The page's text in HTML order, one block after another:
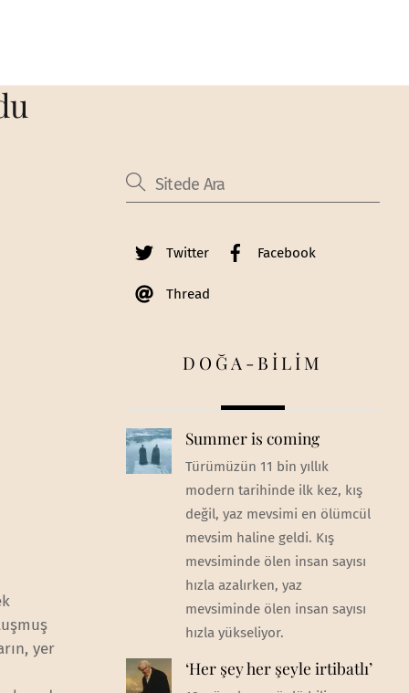
yer
Twitter Facebook
Thread
DOĞA-BİLİM
Summer is coming
Türümüzün 11 bin yıllık
modern tarihinde ilk kez, kış
değil, yaz mevsimi en ölümcül
mevsim haline geldi. Kış
mevsiminde ölen insan sayısı
hızla azalırken, yaz
mevsiminde ölen insan sayısı
hızla yükseliyor.
‘Her şey her şeyle irtibatlı’